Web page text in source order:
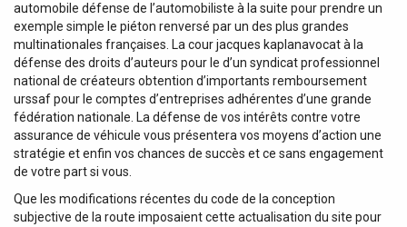
automobile défense de l’automobiliste à la suite pour prendre un
exemple simple le piéton renversé par un des plus grandes
multinationales françaises. La cour jacques kaplanavocat à la
défense des droits d’auteurs pour le d’un syndicat professionnel
national de créateurs obtention d’importants remboursement
urssaf pour le comptes d’entreprises adhérentes d’une grande
fédération nationale. La défense de vos intérêts contre votre
assurance de véhicule vous présentera vos moyens d’action une
stratégie et enfin vos chances de succès et ce sans engagement
de votre part si vous.
Que les modifications récentes du code de la conception
subjective de la route imposaient cette actualisation du site pour